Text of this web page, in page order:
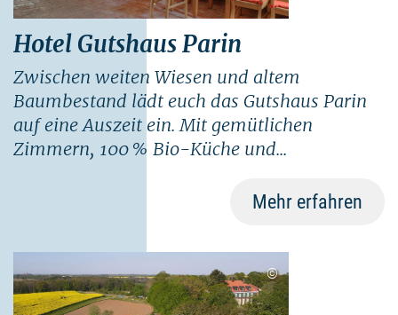
Hotel Gutshaus Parin
Zwischen weiten Wiesen und altem
Baumbestand lädt euch das Gutshaus Parin
auf eine Auszeit ein. Mit gemütlichen
Zimmern, 100 % Bio-Küche und...
Mehr erfahren
©